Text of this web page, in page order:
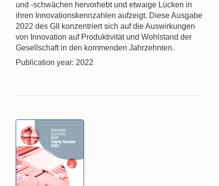
und -schwächen hervorhebt und etwaige Lücken in
ihren Innovationskennzahlen aufzeigt. Diese Ausgabe
2022 des GII konzentriert sich auf die Auswirkungen
von Innovation auf Produktivität und Wohlstand der
Gesellschaft in den kommenden Jahrzehnten.
Publication year: 2022